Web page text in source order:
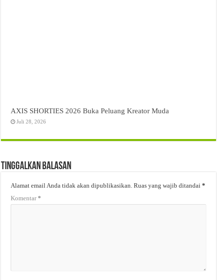
AXIS SHORTIES 2026 Buka Peluang Kreator Muda
Juli 28, 2026
Tinggalkan Balasan
Alamat email Anda tidak akan dipublikasikan. Ruas yang wajib ditandai*
Komentar*